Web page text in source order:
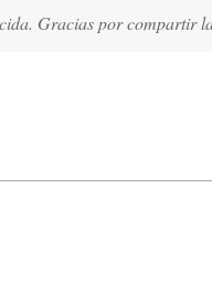
Gracias por compartir